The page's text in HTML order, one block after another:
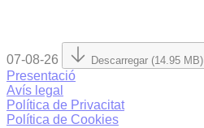
07-08-26 Descarregar (14.95 MB)
Presentació
Avís legal
Política de Privacitat
Política de Cookies